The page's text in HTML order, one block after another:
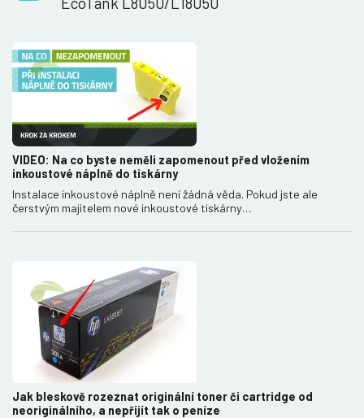
VIDEO: Na co byste neměli zapomenout před vložením
inkoustové náplně do tiskárny
Instalace inkoustové náplně není žádná věda. Pokud jste ale
čerstvým majitelem nové inkoustové tiskárny…
Jak bleskově rozeznat originální toner či cartridge od
neoriginálního, a nepřijít tak o peníze